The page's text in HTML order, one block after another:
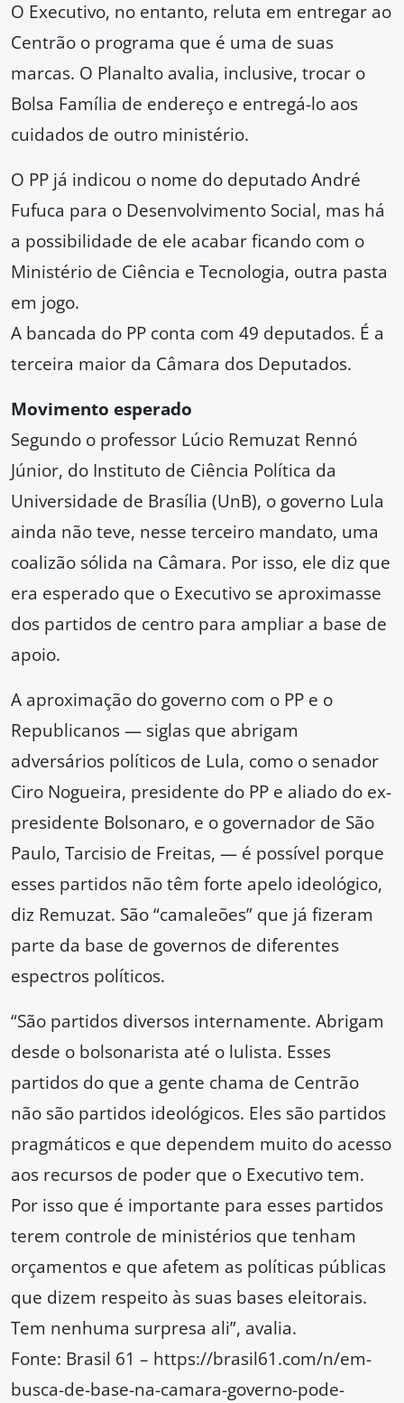
O Executivo, no entanto, reluta em entregar ao
Centrão o programa que é uma de suas
marcas. O Planalto avalia, inclusive, trocar o
Bolsa Família de endereço e entregá-lo aos
cuidados de outro ministério.
O PP já indicou o nome do deputado André
Fufuca para o Desenvolvimento Social, mas há
a possibilidade de ele acabar ficando com o
Ministério de Ciência e Tecnologia, outra pasta
em jogo.
A bancada do PP conta com 49 deputados. É a
terceira maior da Câmara dos Deputados.
Movimento esperado
Segundo o professor Lúcio Remuzat Rennó
Júnior, do Instituto de Ciência Política da
Universidade de Brasília (UnB), o governo Lula
ainda não teve, nesse terceiro mandato, uma
coalizão sólida na Câmara. Por isso, ele diz que
era esperado que o Executivo se aproximasse
dos partidos de centro para ampliar a base de
apoio.
A aproximação do governo com o PP e o
Republicanos — siglas que abrigam
adversários políticos de Lula, como o senador
Ciro Nogueira, presidente do PP e aliado do ex-
presidente Bolsonaro, e o governador de São
Paulo, Tarcisio de Freitas, — é possível porque
esses partidos não têm forte apelo ideológico,
diz Remuzat. São “camaleões” que já fizeram
parte da base de governos de diferentes
espectros políticos.
“São partidos diversos internamente. Abrigam
desde o bolsonarista até o lulista. Esses
partidos do que a gente chama de Centrão
não são partidos ideológicos. Eles são partidos
pragmáticos e que dependem muito do acesso
aos recursos de poder que o Executivo tem.
Por isso que é importante para esses partidos
terem controle de ministérios que tenham
orçamentos e que afetem as políticas públicas
que dizem respeito às suas bases eleitorais.
Tem nenhuma surpresa ali”, avalia.
Fonte: Brasil 61 – https://brasil61.com/n/em-
busca-de-base-na-camara-governo-pode-